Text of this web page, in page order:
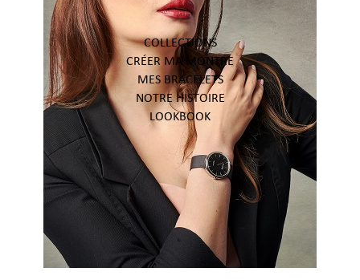
COLLECTIONS
CRÉER MA MONTRE
MES BRACELETS
NOTRE HISTOIRE
LOOKBOOK